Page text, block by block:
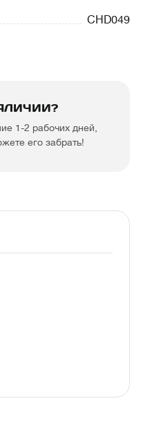
CHD049
1-2 рабочих дней,
его забрать!